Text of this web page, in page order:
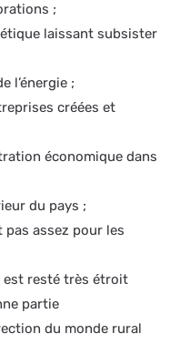
;
laissant subsister
l’énergie ;
créées et
économique dans
du pays ;
assez pour les
est resté très étroit
partie
du monde rural